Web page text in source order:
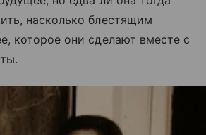
насколько блестящим
которое они сделают вместе с